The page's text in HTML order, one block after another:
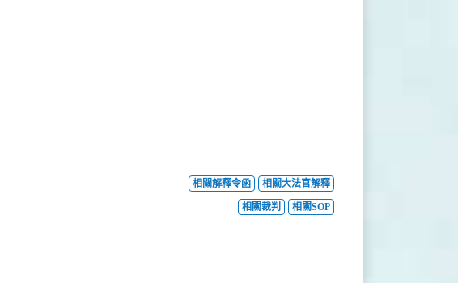
相關解釋令函 相關大法官解釋
相關裁判 相關SOP